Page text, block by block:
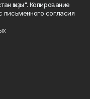
ҡыҙы". Копирование
согласия